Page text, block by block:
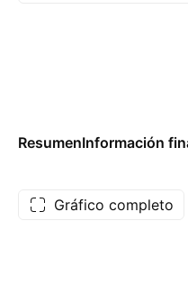
ResumenInformación
Gráfico completo